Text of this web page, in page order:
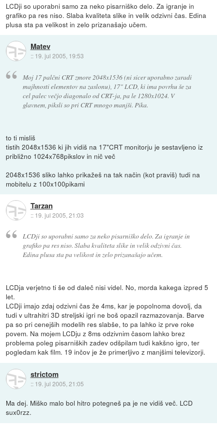
LCDji so uporabni samo za neko pisarniško delo. Za igranje in
grafiko pa res niso. Slaba kvaliteta slike in velik odzivni čas. Edina
plusa sta pa velikost in zelo prizanašajo učem.
Matev
:: 19. jul 2005, 19:53
Moj 17 palčni CRT zmore 2048x1536 (ni sicer uporabno zaradi
majhnosti elementov na zaslonu), 17" LCD, ki ima povrhu še za
cel palec večjo diagonalo od CRT-ja, pa le 1280x1024. V
glavnem, piksli so pri CRT mnogo manjši. Pika.
to ti misliš
tistih 2048x1536 ki jih vidiš na 17"CRT monitorju je sestavljeno iz
približno 1024x768pikslov in nič več
2048x1536 sliko lahko prikažeš na tak način (kot praviš) tudi na
mobitelu z 100x100pikami
Tarzan
:: 19. jul 2005, 21:03
LCDji so uporabni samo za neko pisarniško delo. Za igranje in
grafiko pa res niso. Slaba kvaliteta slike in velik odzivni čas.
Edina plusa sta pa velikost in zelo prizanašajo učem.
LCDja verjetno ti še od daleč nisi videl. No, morda kakega izpred 5
let.
LCDji imajo zdaj odzivni čas že 4ms, kar je popolnoma dovolj, da
tudi v ultrahitri 3D streljski igri ne boš opazil razmazovanja. Barve
pa so pri cenejših modelih res slabše, to pa lahko iz prve roke
povem. Na mojem LCDju z 8ms odzivnim časom lahko brez
problema poleg pisarniških zadev odšpilam tudi kakšno igro, ter
pogledam kak film. 19 inčov je že primerljivo z manjšimi televizorji.
strictom
:: 19. jul 2005, 21:05
Ma dej. Miško malo bol hitro potegneš pa je ne vidiš več. LCD
sux0rzz.